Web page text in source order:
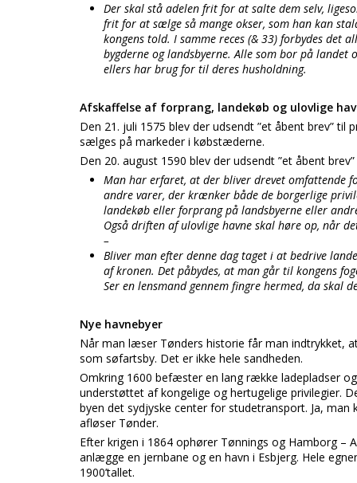
Der skal stå adelen frit for at salte dem selv,
frit for at sælge så mange okser, som han kan
kongens told. I samme reces (& 33) forbydes det
bygderne og landsbyerne. Alle som bor på
ellers har brug for til deres husholdning.
Afskaffelse af forprang, landekøb og ulovlige
Den 21. juli 1575 blev der udsendt ”et åbent brev”
sælges på markeder i købstæderne.
Den 20. august 1590 blev der udsendt ”et åbent
Man har erfaret, at der bliver drevet omfattende
andre varer, der krænker både de borgerlige
landekøb eller forprang på landsbyerne eller
Også driften af ulovlige havne skal høre op, når
–
Bliver man efter denne dag taget i at bedrive
af kronen. Det påbydes, at man går til kongens
Ser en lensmand gennem fingre hermed, da skal
Nye havnebyer
Når man læser Tønders historie får man indtrykket,
som søfartsby. Det er ikke hele sandheden.
Omkring 1600 befæster en lang række ladepladser
understøttet af kongelige og hertugelige privilegier.
byen det sydjyske center for studetransport. Ja, man
afløser Tønder.
Efter krigen i 1864 ophører Tønnings og Hamborg
anlægge en jernbane og en havn i Esbjerg. Hele
1900’tallet.